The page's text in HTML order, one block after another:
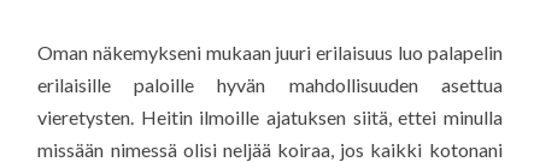
Oman näkemykseni mukaan juuri erilaisuus luo palapelin
erilaisille paloille hyvän mahdollisuuden asettua
vieretysten. Heitin ilmoille ajatuksen siitä, ettei minulla
missään nimessä olisi neljää koiraa, jos kaikki kotonani